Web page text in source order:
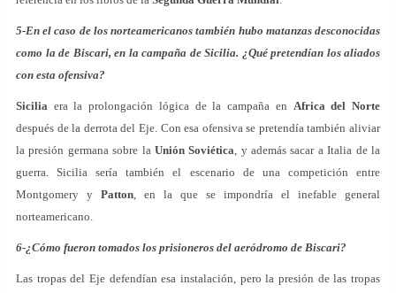
5-En el caso de los norteamericanos también hubo matanzas desconocidas
como la de Biscari, en la campaña de Sicilia. ¿Qué pretendían los aliados
con esta ofensiva?
Sicilia era la prolongación lógica de la campaña en Africa del Norte
después de la derrota del Eje. Con esa ofensiva se pretendía también aliviar
la presión germana sobre la Unión Soviética, y además sacar a Italia de la
guerra. Sicilia sería también el escenario de una competición entre
Montgomery y Patton, en la que se impondría el inefable general
norteamericano.
6-¿Cómo fueron tomados los prisioneros del aeródromo de Biscari?
Las tropas del Eje defendían esa instalación, pero la presión de las tropas